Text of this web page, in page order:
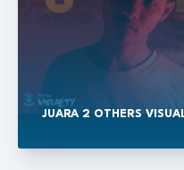
JUARA 2 OTHERS